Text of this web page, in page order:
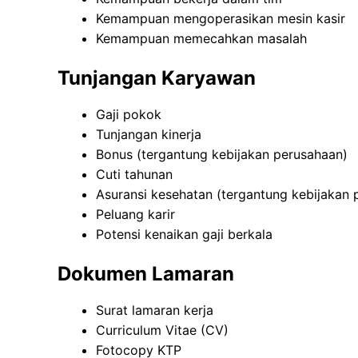
Kemampuan mengoperasikan mesin kasir
Kemampuan memecahkan masalah
Tunjangan Karyawan
Gaji pokok
Tunjangan kinerja
Bonus (tergantung kebijakan perusahaan)
Cuti tahunan
Asuransi kesehatan (tergantung kebijakan
Peluang karir
Potensi kenaikan gaji berkala
Dokumen Lamaran
Surat lamaran kerja
Curriculum Vitae (CV)
Fotocopy KTP